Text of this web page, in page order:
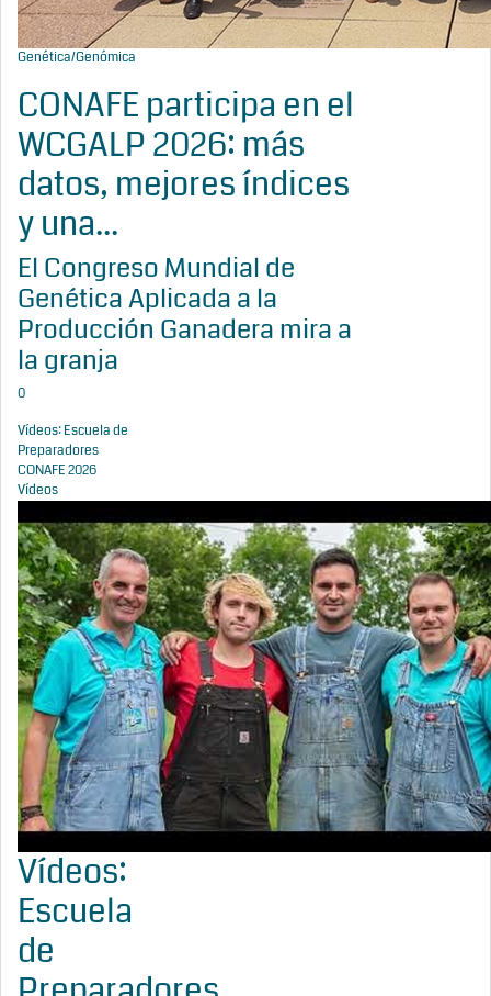
Genética/Genómica
CONAFE participa en el
WCGALP 2026: más
datos, mejores índices
y una...
El Congreso Mundial de
Genética Aplicada a la
Producción Ganadera mira a
la granja
0
Vídeos: Escuela de
Preparadores
CONAFE 2026
Vídeos
Vídeos:
Escuela
de